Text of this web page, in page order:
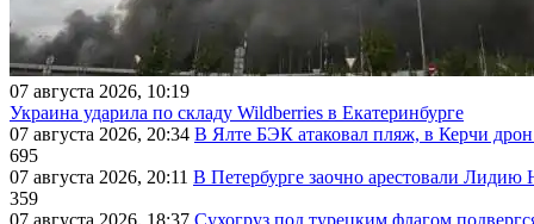
07 августа 2026, 10:19
Украина ударила по складу Wildberries в Екатеринбурге
07 августа 2026, 20:34 В Ялте БЭК атаковал пляж, в Керчи
695
07 августа 2026, 20:11 В Петербурге заочно арестовали Лидию
359
07 августа 2026, 18:37 Сухогруз под турецким флагом